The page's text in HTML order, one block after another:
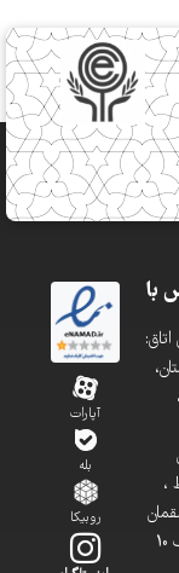
با
،
آپارات
بله
روبیکا